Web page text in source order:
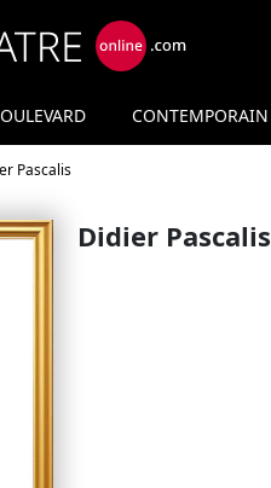
CONTEMPORAIN
Pascalis
Didier Pascalis